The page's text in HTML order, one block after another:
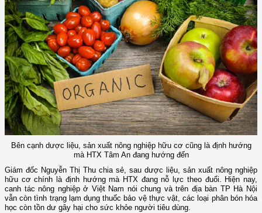
Bên cạnh dược liệu, sản xuất nông nghiệp hữu cơ cũng là định hướng
mà HTX Tâm An đang hướng đến
Giám đốc Nguyễn Thị Thu chia sẻ, sau dược liệu, sản xuất nông nghiệp
hữu cơ chính là định hướng mà HTX đang nỗ lực theo đuổi. Hiện nay,
canh tác nông nghiệp ở Việt Nam nói chung và trên địa bàn TP Hà Nội
vẫn còn tình trạng lạm dụng thuốc bảo vệ thực vật, các loại phân bón hóa
học còn tồn dư gây hại cho sức khỏe người tiêu dùng.